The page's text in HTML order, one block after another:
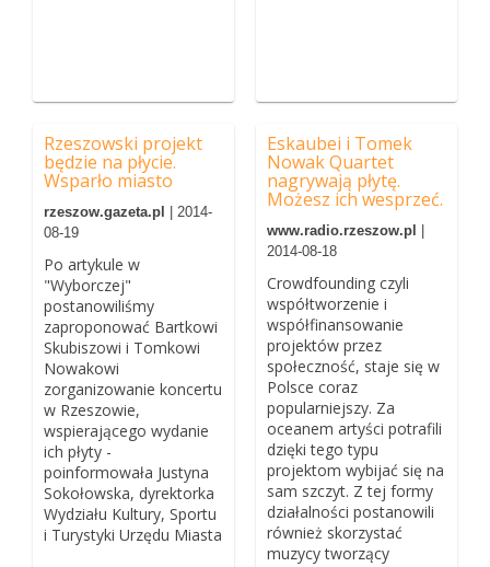
Rzeszowski projekt
będzie na płycie.
Wsparło miasto
rzeszow.gazeta.pl
| 2014-
08-19
Po artykule w
"Wyborczej"
postanowiliśmy
zaproponować Bartkowi
Skubiszowi i Tomkowi
Nowakowi
zorganizowanie koncertu
w Rzeszowie,
wspierającego wydanie
ich płyty -
poinformowała Justyna
Sokołowska, dyrektorka
Wydziału Kultury, Sportu
i Turystyki Urzędu Miasta
Eskaubei i Tomek
Nowak Quartet
nagrywają płytę.
Możesz ich wesprzeć.
www.radio.rzeszow.pl
2014-08-18
Crowdfounding czyli
współtworzenie i
współfinansowanie
projektów przez
społeczność, staje się w
Polsce coraz
popularniejszy. Za
oceanem artyści potrafili
dzięki tego typu
projektom wybijać się na
sam szczyt. Z tej formy
działalności postanowili
również skorzystać
muzycy tworzący